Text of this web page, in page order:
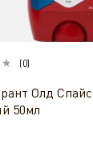
(0)
Олд
50мл